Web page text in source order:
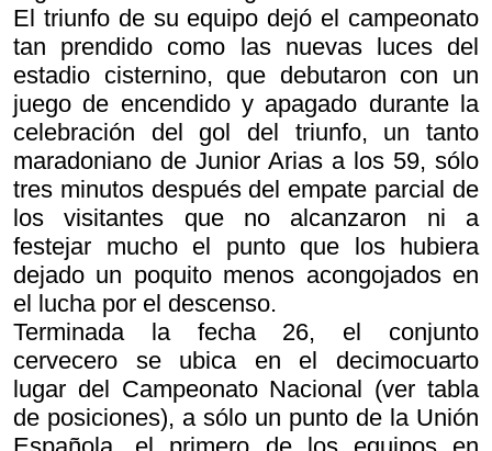
El triunfo de su equipo dejó el campeonato
tan prendido como las nuevas luces del
estadio cisternino, que debutaron con un
juego de encendido y apagado durante la
celebración del gol del triunfo, un tanto
maradoniano de Junior Arias a los 59, sólo
tres minutos después del empate parcial de
los visitantes que no alcanzaron ni a
festejar mucho el punto que los hubiera
dejado un poquito menos acongojados en
el lucha por el descenso.
Terminada la fecha 26, el conjunto
cervecero se ubica en el decimocuarto
lugar del Campeonato Nacional (ver tabla
de posiciones), a sólo un punto de la Unión